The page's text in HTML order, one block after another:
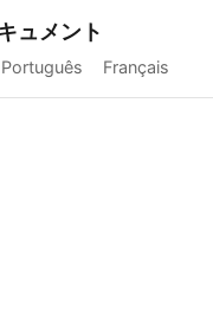
ュメント
Português Français